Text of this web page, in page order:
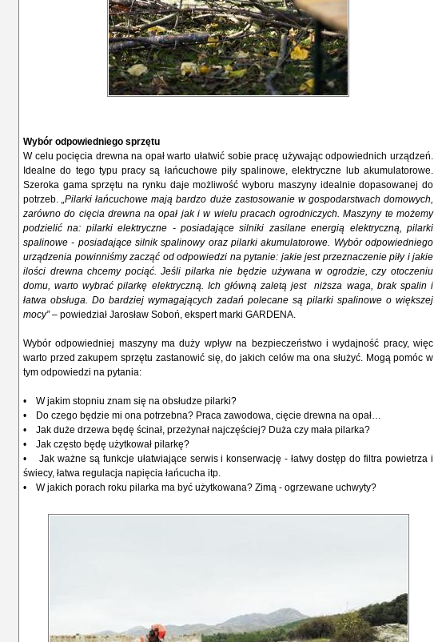
Wybór odpowiedniego sprzętu
W celu pocięcia drewna na opał warto ułatwić sobie pracę używając odpowiednich urządzeń.
Idealne do tego typu pracy są łańcuchowe piły spalinowe, elektryczne lub akumulatorowe.
Szeroka gama sprzętu na rynku daje możliwość wyboru maszyny idealnie dopasowanej do
potrzeb.„Pilarki łańcuchowe mają bardzo duże zastosowanie w gospodarstwach domowych,
zarówno do cięcia drewna na opał jak i w wielu pracach ogrodniczych. Maszyny te możemy
podzielić na: pilarki elektryczne - posiadające silniki zasilane energią elektryczną, pilarki
spalinowe - posiadające silnik spalinowy oraz pilarki akumulatorowe. Wybór odpowiedniego
urządzenia powinniśmy zacząć od odpowiedzi na pytanie: jakie jest przeznaczenie piły i jakie
ilości drewna chcemy pociąć. Jeśli pilarka nie będzie używana w ogrodzie, czy otoczeniu
domu, warto wybrać pilarkę elektryczną. Ich główną zaletą jest niższa waga, brak spalin i
łatwa obsługa. Do bardziej wymagających zadań polecane są pilarki spalinowe o większej
mocy”– powiedział Jarosław Soboń, ekspert marki GARDENA.
Wybór odpowiedniej maszyny ma duży wpływ na bezpieczeństwo i wydajność pracy, więc
warto przed zakupem sprzętu zastanowić się, do jakich celów ma ona służyć. Mogą pomóc w
tym odpowiedzi na pytania:
• W jakim stopniu znam się na obsłudze pilarki?
• Do czego będzie mi ona potrzebna? Praca zawodowa, cięcie drewna na opał…
• Jak duże drzewa będę ścinał, przeżynał najczęściej? Duża czy mała pilarka?
• Jak często będę użytkował pilarkę?
• Jak ważne są funkcje ułatwiające serwis i konserwację - łatwy dostęp do filtra powietrza i
świecy, łatwa regulacja napięcia łańcucha itp.
• W jakich porach roku pilarka ma być użytkowana? Zimą - ogrzewane uchwyty?